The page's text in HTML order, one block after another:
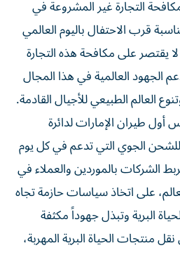
التجارة غير المشروعة في
قرب الاحتفال باليوم العالمي
لا يقتصر على مكافحة هذه التجارة
الجهود العالمية في هذا المجال
العالم الطبيعي للأجيال القادمة.
طيران الإمارات لدائرة
الجوي التي تدعم في كل يوم
الشركات بالموردين والعملاء في
حول العالم، على اتخاذ سياسات حازمة تجاه
البرية وتبذل جهوداً مكثفة
منتجات الحياة البرية المهربة،